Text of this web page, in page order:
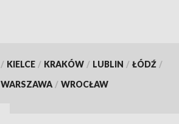
/ KIELCE / KRAKÓW / LUBLIN / ŁÓDŹ /
WARSZAWA / WROCŁAW